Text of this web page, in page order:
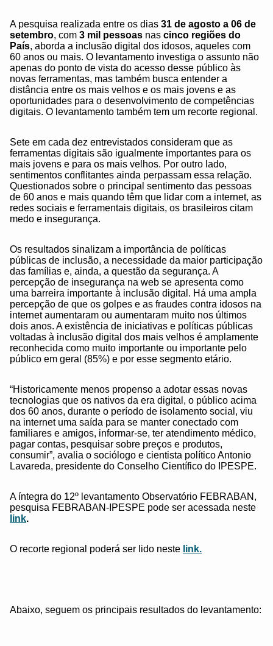
A pesquisa realizada entre os dias 31 de agosto a 06 de
setembro, com 3 mil pessoas nas cinco regiões do
País, aborda a inclusão digital dos idosos, aqueles com
60 anos ou mais. O levantamento investiga o assunto não
apenas do ponto de vista do acesso desse público às
novas ferramentas, mas também busca entender a
distância entre os mais velhos e os mais jovens e as
oportunidades para o desenvolvimento de competências
digitais. O levantamento também tem um recorte regional.
Sete em cada dez entrevistados consideram que as
ferramentas digitais são igualmente importantes para os
mais jovens e para os mais velhos. Por outro lado,
sentimentos conflitantes ainda perpassam essa relação.
Questionados sobre o principal sentimento das pessoas
de 60 anos e mais quando têm que lidar com a internet, as
redes sociais e ferramentais digitais, os brasileiros citam
medo e insegurança.
Os resultados sinalizam a importância de políticas
públicas de inclusão, a necessidade da maior participação
das famílias e, ainda, a questão da segurança. A
percepção de insegurança na web se apresenta como
uma barreira importante à inclusão digital. Há uma ampla
percepção de que os golpes e as fraudes contra idosos na
internet aumentaram ou aumentaram muito nos últimos
dois anos. A existência de iniciativas e políticas públicas
voltadas à inclusão digital dos mais velhos é amplamente
reconhecida como muito importante ou importante pelo
público em geral (85%) e por esse segmento etário.
“Historicamente menos propenso a adotar essas novas
tecnologias que os nativos da era digital, o público acima
dos 60 anos, durante o período de isolamento social, viu
na internet uma saída para se manter conectado com
familiares e amigos, informar-se, ter atendimento médico,
pagar contas, pesquisar sobre preços e produtos,
consumir”, avalia o sociólogo e cientista político Antonio
Lavareda, presidente do Conselho Científico do IPESPE.
A íntegra do 12º levantamento Observatório FEBRABAN,
pesquisa FEBRABAN-IPESPE pode ser acessada neste
link.
O recorte regional poderá ser lido neste link.
Abaixo, seguem os principais resultados do levantamento: